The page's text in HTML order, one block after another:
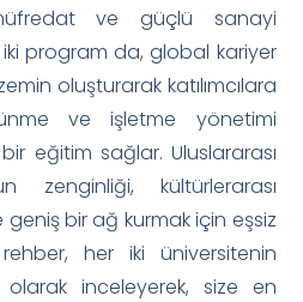
ve güçlü sanayi
iki program da, global kariyer
oluşturarak katılımcılara
ve işletme yönetimi
eğitim sağlar. Uluslararası
zenginliği, kültürlerarası
bir ağ kurmak için eşsiz
her iki üniversitenin
olarak inceleyerek, size en